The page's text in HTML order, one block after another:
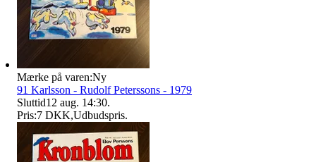
Mærke på varen:Ny
91 Karlsson - Rudolf Peterssons - 1979
Sluttid12 aug. 14:30.
Pris:7 DKK,Udbudspris.